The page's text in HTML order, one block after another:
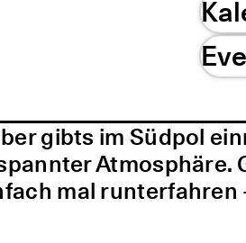
gibts im Südpol
Atmosphäre.
mal runterfahren